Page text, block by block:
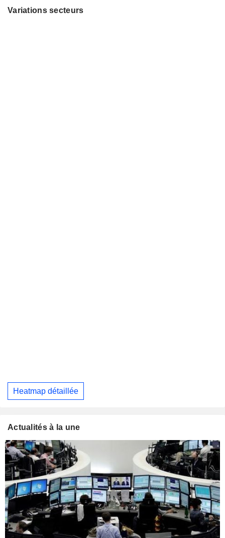
Variations secteurs
Heatmap détaillée
Actualités à la une